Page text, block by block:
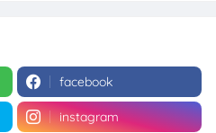
facebook
instagram